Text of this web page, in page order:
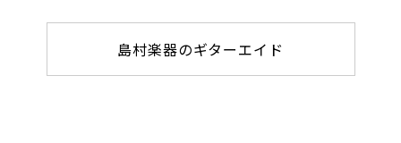
島村楽器のギターエイド